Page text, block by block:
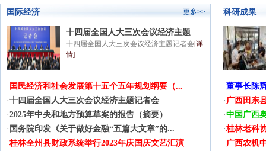
国际经济 更多>>
十四届全国人大三次会议经济主题
十四届全国人大三次会议经济主题记者会[详
情]
· 国民经济和社会发展第十五个五年规划纲要（...
·十四届全国人大三次会议经济主题记者会
·2025年中央和地方预算草案的报告（摘要）
· 国务院印发《关于做好金融“五篇大文章”的...
·桂林全州县财政系统举行2023年庆国庆文艺汇演
科研成果
·董事长陈
· 广西田东
·中国广西
·桂林老科
· 广西农机